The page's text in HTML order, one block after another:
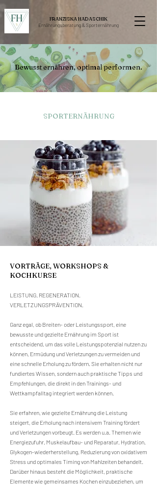
FRANZISKA HADASCHIK
Ernährungsberatung &Sporternährung
Bewusst ernähren, optimal performen.
SPORTERNÄHRUNG
VORTRÄGE, WORKSHOPS &
KOCHKURSE
LEISTUNG. REGENERATION.
VERLETZUNGSPRÄVENTION.
Ganz egal, ob Breiten- oder Leistungssport, eine
bewusste und gezielte Ernährung im Sport ist
entscheidend, um das volle Leistungspotenzial nutzen zu
können, Ermüdung und Verletzungen zu vermeiden und
eine schnelle Erholung zu fördern. Sie erhalten nicht nur
fundiertes Wissen, sondern auch praktische Tipps und
Empfehlungen, die direkt in den Trainings- und
Wettkampfalltag integriert werden können.
Sie erfahren, wie gezielte Ernährung die Leistung
steigert, die Erholung nach intensivem Training fördert
und Verletzungen vorbeugt. Es werden u.a. Themen wie
Energiezufuhr, Muskelaufbau- und Reparatur, Hydration,
Glykogen-wiederherstellung, Reduzierung von oxidativem
Stress und optimales Timing von Mahlzeiten behandelt.
Darüber hinaus besteht die Möglichkeit, praktische
Elemente wiegemeinsames Kochen einzubeziehen, um